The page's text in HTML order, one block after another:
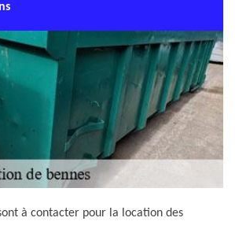
à contacter pour la location des